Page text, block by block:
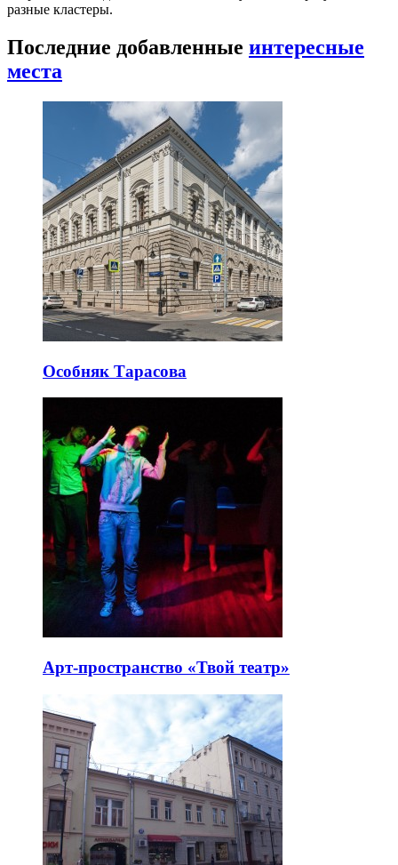
разные кластеры.
Последние добавленные интересные
места
Особняк Тарасова
Арт-пространство «Твой театр»